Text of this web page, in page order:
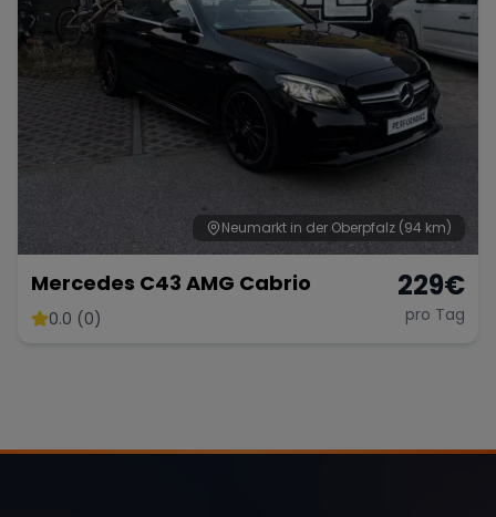
Neumarkt in der Oberpfalz (94 km)
Mercedes C43 AMG Cabrio
0.0 (0)
229€
pro Tag